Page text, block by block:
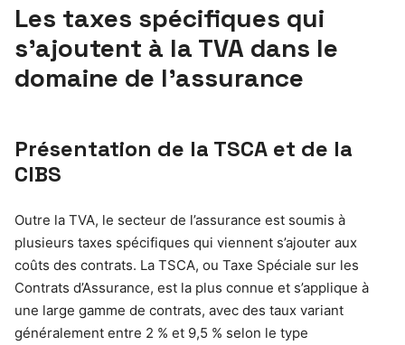
Les taxes spécifiques qui
s’ajoutent à la TVA dans le
domaine de l’assurance
Présentation de la TSCA et de la
CIBS
Outre la TVA, le secteur de l’assurance est soumis à
plusieurs taxes spécifiques qui viennent s’ajouter aux
coûts des contrats. La TSCA, ou Taxe Spéciale sur les
Contrats d’Assurance, est la plus connue et s’applique à
une large gamme de contrats, avec des taux variant
généralement entre 2 % et 9,5 % selon le type